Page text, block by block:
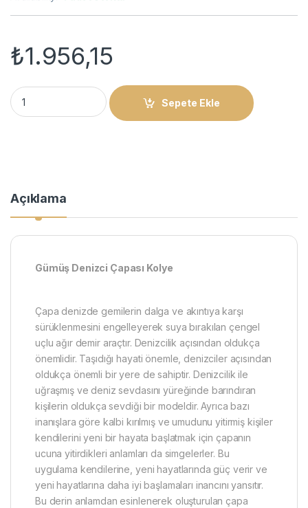
₺1.956,15
Gümüş Denizci Çapası Kolye quantity
Sepete Ekle
Açıklama
Gümüş Denizci Çapası Kolye
Çapa denizde gemilerin dalga ve akıntıya karşı
sürüklenmesini engelleyerek suya bırakılan çengel
uçlu ağır demir araçtır. Denizcilik açısından oldukça
önemlidir. Taşıdığı hayati önemle, denizciler açısından
oldukça önemli bir yere de sahiptir. Denizcilik ile
uğraşmış ve deniz sevdasını yüreğinde barındıran
kişilerin oldukça sevdiği bir modeldir. Ayrıca bazı
inanışlara göre kalbi kırılmış ve umudunu yitirmiş kişiler
kendilerini yeni bir hayata başlatmak için çapanın
ucuna yitirdikleri anlamları da simgelerler. Bu
uygulama kendilerine, yeni hayatlarında güç verir ve
yeni hayatlarına daha iyi başlamaları inancını yansıtır.
Bu derin anlamdan esinlenerek oluşturulan çapa